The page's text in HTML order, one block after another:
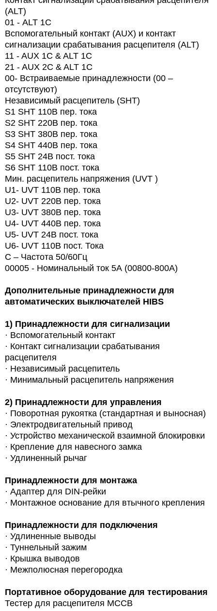
(ALT)
01 - ALT 1C
Вспомогательный контакт (AUX) и контакт
сигнализации срабатывания расцепителя (ALT)
11 - AUX 1C & ALT 1C
21 - AUX 2C & ALT 1C
00- Встраиваемые принадлежности (00 –
отсутствуют)
Независимый расцепитель (SHT)
S1 SHT 110В пер. тока
S2 SHT 220В пер. тока
S3 SHT 380В пер. тока
S4 SHT 440В пер. тока
S5 SHT 24В пост. тока
S6 SHT 110В пост. тока
Мин. расцепитель напряжения (UVT )
U1- UVT 110В пер. тока
U2- UVT 220В пер. тока
U3- UVT 380В пер. тока
U4- UVT 440В пер. тока
U5- UVT 24В пост. тока
U6- UVT 110В пост. Тока
С – Частота 50/60Гц
00005 - Номинальный ток 5А (00800-800A)
Дополнительные принадлежности для
автоматических выключателей HIBS
1) Принадлежности для сигнализации
· Вспомогательный контакт
· Контакт сигнализации срабатывания
расцепителя
· Независимый расцепитель
· Минимальный расцепитель напряжения
2) Принадлежности для управления
· Поворотная рукоятка (стандартная и выносная)
· Электродвигательный привод
· Устройство механической взаимной блокировки
· Крепление для навесного замка
· Удлиненный рычаг
Принадлежности для монтажа
· Адаптер для DIN-рейки
· Монтажное основание для втычного крепления
Принадлежности для подключения
· Удлиненные выводы
· Туннельный зажим
· Крышка выводов
· Межполюсная перегородка
Портативное оборудование для тестирования
Тестер для расцепителя MCCB